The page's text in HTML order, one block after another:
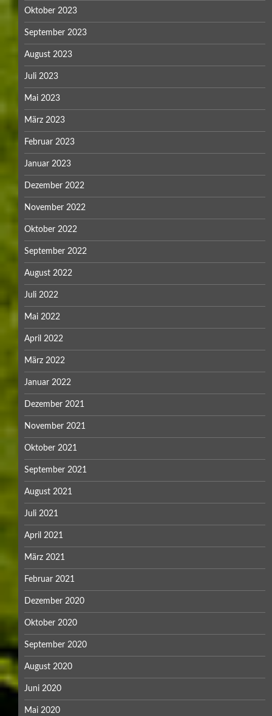
Oktober 2023
September 2023
August 2023
Juli 2023
Mai 2023
März 2023
Februar 2023
Januar 2023
Dezember 2022
November 2022
Oktober 2022
September 2022
August 2022
Juli 2022
Mai 2022
April 2022
März 2022
Januar 2022
Dezember 2021
November 2021
Oktober 2021
September 2021
August 2021
Juli 2021
April 2021
März 2021
Februar 2021
Dezember 2020
Oktober 2020
September 2020
August 2020
Juni 2020
Mai 2020